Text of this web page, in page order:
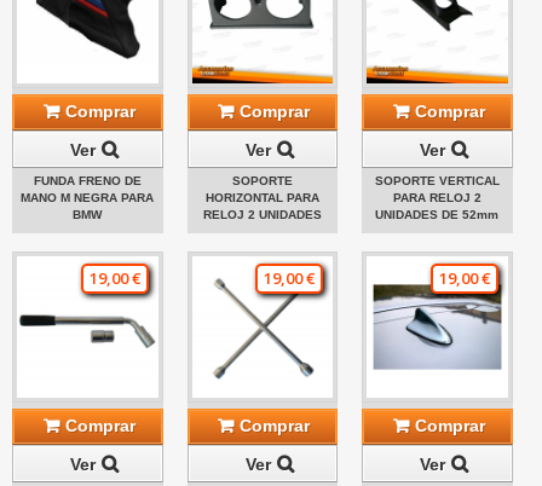
Comprar
Ver
FUNDA FRENO DE
MANO M NEGRA PARA
BMW
Comprar
Ver
SOPORTE
HORIZONTAL PARA
RELOJ 2 UNIDADES
Comprar
Ver
SOPORTE VERTICAL
PARA RELOJ 2
UNIDADES DE 52mm
19,00 €
Comprar
Ver
19,00 €
Comprar
Ver
19,00 €
Comprar
Ver